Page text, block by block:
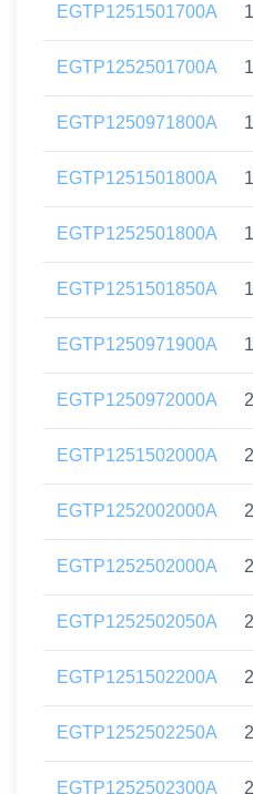
EGTP1251501700A
EGTP1252501700A
EGTP1250971800A
EGTP1251501800A
EGTP1252501800A
EGTP1251501850A
EGTP1250971900A
EGTP1250972000A
EGTP1251502000A
EGTP1252002000A
EGTP1252502000A
EGTP1252502050A
EGTP1251502200A
EGTP1252502250A
EGTP1252502300A